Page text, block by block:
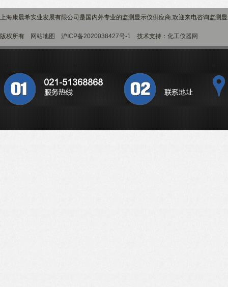
上海康晨希实业发展有限公司是国内外专业的监测显示仪供应商,欢迎来电咨询监测
版权所有 网站地图 沪ICP备2020038427号-1 技术支持： 化工仪器网